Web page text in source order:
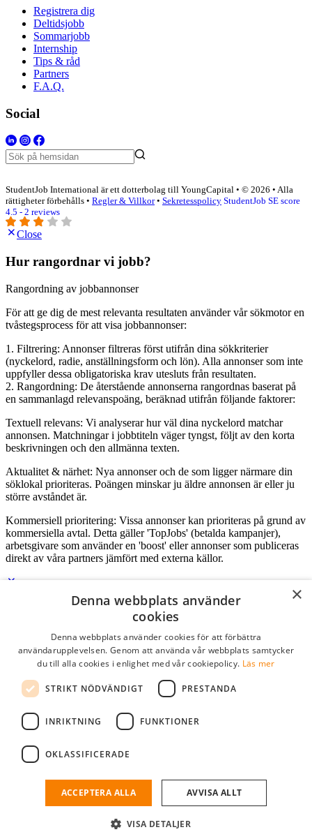
Registrera dig
Deltidsjobb
Sommarjobb
Internship
Tips & råd
Partners
F.A.Q.
Social
StudentJob International är ett dotterbolag till YoungCapital • © 2026 • Alla
rättigheter förbehålls • Regler & Villkor• Sekretesspolicy StudentJob SE score
4.5 - 2 reviews
Close
Hur rangordnar vi jobb?
Rangordning av jobbannonser
För att ge dig de mest relevanta resultaten använder vår sökmotor en
tvåstegsprocess för att visa jobbannonser:
1. Filtrering: Annonser filtreras först utifrån dina sökkriterier
(nyckelord, radie, anställningsform och lön). Alla annonser som inte
uppfyller dessa obligatoriska krav utesluts från resultaten.
2. Rangordning: De återstående annonserna rangordnas baserat på
en sammanlagd relevanspoäng, beräknad utifrån följande faktorer:
Textuell relevans: Vi analyserar hur väl dina nyckelord matchar
annonsen. Matchningar i jobbtiteln väger tyngst, följt av den korta
beskrivningen och den allmänna texten.
Aktualitet & närhet: Nya annonser och de som ligger närmare din
söklokal prioriteras. Poängen minskar ju äldre annonsen är eller ju
större avståndet är.
Kommersiell prioritering: Vissa annonser kan prioriteras på grund av
kommersiella avtal. Detta gäller 'TopJobs' (betalda kampanjer),
arbetsgivare som använder en 'boost' eller annonser som publiceras
direkt av våra partners jämfört med externa källor.
Logga in som företag
Lösenord
kom ihåg mig
logga in
Kostnadsfri företagsprofil
och söka efter passande kandidater till ditt företag.
×
Denna webbplats använder
cookies
Denna webbplats använder cookies för att förbättra
användarupplevelsen. Genom att använda vår webbplats samtycker
du till alla cookies i enlighet med vår cookiepolicy. Läs mer
STRIKT NÖDVÄNDIGT PRESTANDA
INRIKTNING FUNKTIONER
OKLASSIFICERADE
ACCEPTERA ALLA AVVISA ALLT
VISA DETALJER